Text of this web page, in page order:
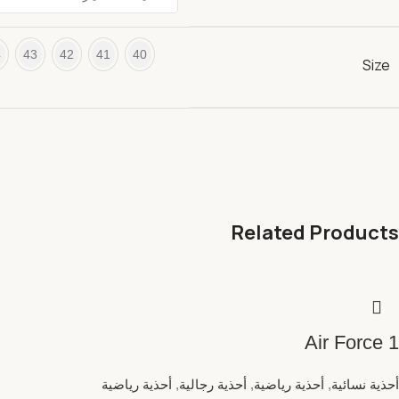
Size
40
41
42
43
Related Products
Air Force 1
أحذية نسائية, أحذية رياضية, أحذية رجالية, أحذية رياضية